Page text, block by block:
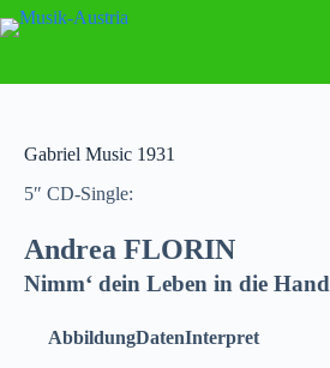
Gabriel Music 1931
5″ CD-Single:
Andrea FLORIN
Nimm‘ dein Leben in die Hand
AbbildungDatenInterpret